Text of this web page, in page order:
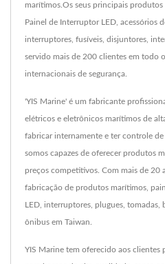
marítimos.Os seus principais
Painel de Interruptor LED, acessórios
interruptores, fusíveis, disjuntores,
servido mais de 200 clientes em todo
internacionais de segurança.
'YIS Marine' é um fabricante
elétricos e eletrônicos marítimos de
fabricar internamente e ter controle de
somos capazes de oferecer produtos
preços competitivos. Com mais de 20
fabricação de produtos marítimos,
LED, interruptores, plugues, tomadas,
ônibus em Taiwan.
YIS Marine tem oferecido aos clientes